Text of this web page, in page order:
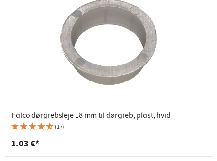
Halcö dørgrebsleje 18 mm til dørgreb, plast, hvid
(17)
1.03 €*